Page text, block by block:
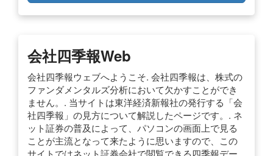
会社四季報Web
会社四季報ウェブへようこそ. 会社四季報は、株式の
ファンダメンタルズ分析において欠かすことができ
ません。. 当サイトは東洋経済新報社の発行する「会
社四季報」の見方について解説したページです。. ネ
ット証券の普及によって、パソコンの画面上で見る
ことが主流となって来たように思いますので、この
サイトではネット証券会社で閲覧できる四季報デー